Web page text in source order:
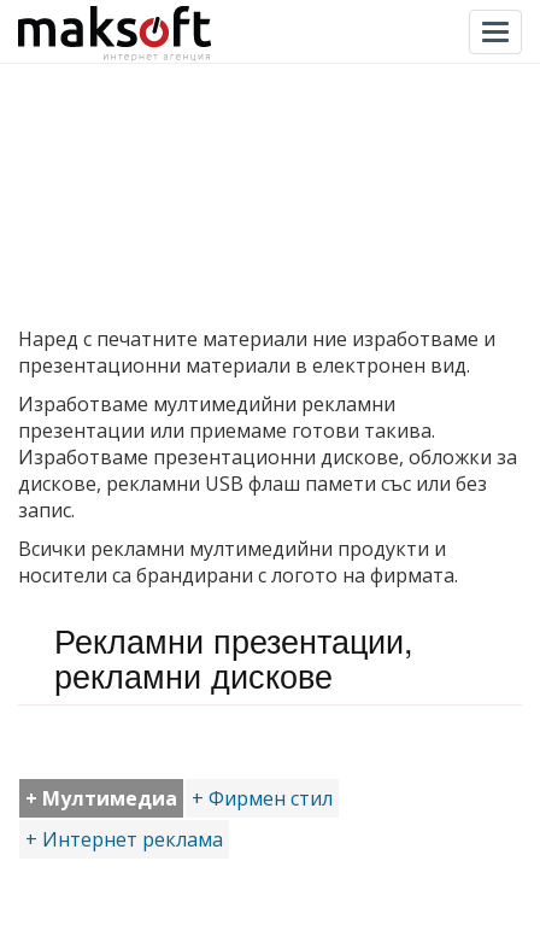
Наред с печатните материали ние изработваме и
презентационни материали в електронен вид.
Изработваме мултимедийни рекламни
презентации или приемаме готови такива.
Изработваме презентационни дискове, обложки за
дискове, рекламни USB флаш памети със или без
запис.
Всички рекламни мултимедийни продукти и
носители са брандирани с логото на фирмата.
Рекламни презентации,
рекламни дискове
+ Мултимедиа
+ Фирмен стил
+ Интернет реклама